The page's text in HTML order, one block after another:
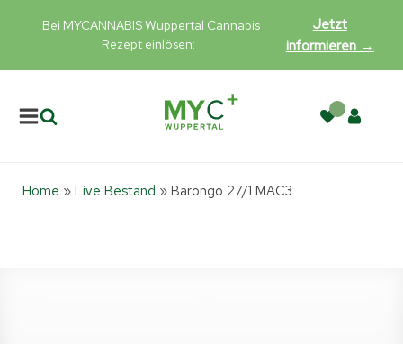
Bei MYCANNABIS Wuppertal Cannabis
Rezept einlösen:
Jetzt
informieren →
Home » Live Bestand » Barongo 27/1 MAC3